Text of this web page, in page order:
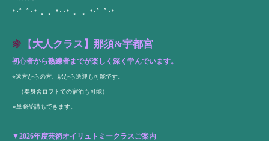
*･゜ﾟ･*:.｡..｡.:*･･*:.｡. .｡.:*･゜ﾟ･*
🍇 【 大人クラス】那須&宇都宮
初心者から熟練者までが楽しく深く学んでいます。
⭐︎遠方からの方、駅から送迎も可能です。
（奏身舎ロフトでの宿泊も可能）
⭐︎単発受講もできます。
▼2026年度芸術オイリュトミークラスご案内